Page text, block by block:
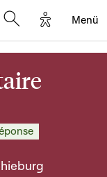
Options
Menü